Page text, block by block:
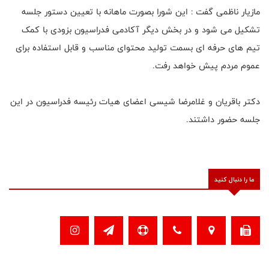
مازیار ناظمی گفت : این شورا بصورت ماهانه با تعیین دستور جلسه
تشکیل می شود و در بخش دیگر آکادمی فدراسیون بزودی با کمک
تیم های حرفه ای بسمت تولید محتوای مناسب و قابل استفاده برای
عموم مردم پیش خواهد رفت.
دکتر باقریان و غلامرضا شیسی اعضای هیات رئیسه فدراسیون در این
جلسه حضور داشتند.
ما را دنبال کنید